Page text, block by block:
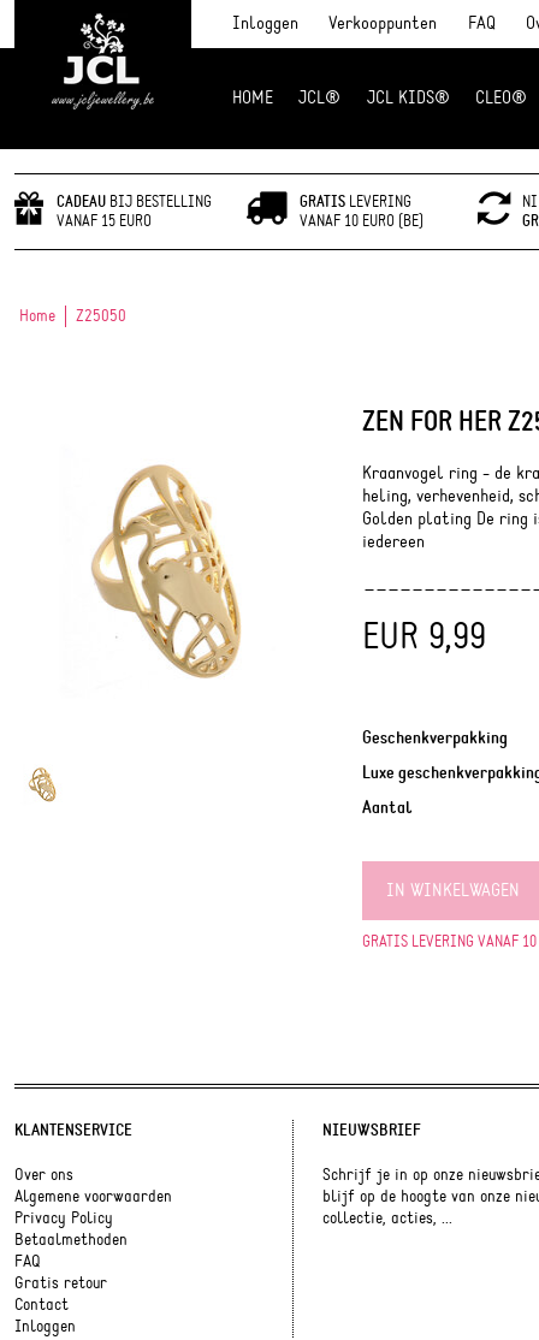
Inloggen Verkooppunten FAQ
HOME JCL® JCL KIDS® CLEO®
CADEAU BIJ BESTELLING
VANAF 15 EURO
GRATISLEVERING
VANAF 10 EURO (BE)
Home Z25050
ZEN FOR HER
Kraanvogel ring - de
heling, verhevenheid,
Golden plating De ring
iedereen
EUR 9,99
Geschenkverpakking
Luxe
Aantal
IN WINKELWAGEN
GRATIS LEVERING VANAF 10
KLANTENSERVICE
Over ons
Algemene voorwaarden
Privacy Policy
Betaalmethoden
FAQ
Gratis retour
Contact
Inloggen
NIEUWSBRIEF
Schrijf je in op onze
blijf op de hoogte van onze
collectie, acties, ...